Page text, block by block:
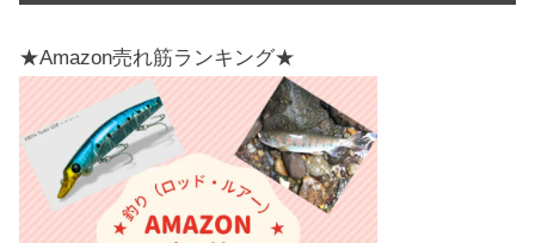
★Amazon売れ筋ランキング★